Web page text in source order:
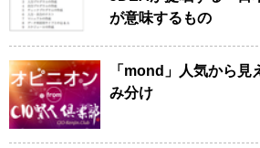
が意味するもの
「mond」人気から見
み分け